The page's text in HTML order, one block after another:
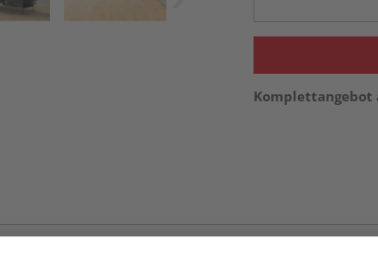
Komplettangebot